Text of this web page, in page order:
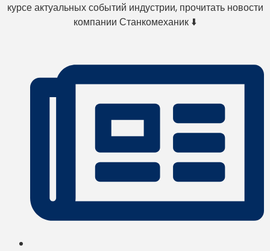
курсе актуальных событий индустрии, прочитать новости
компании Станкомеханик ⬇️